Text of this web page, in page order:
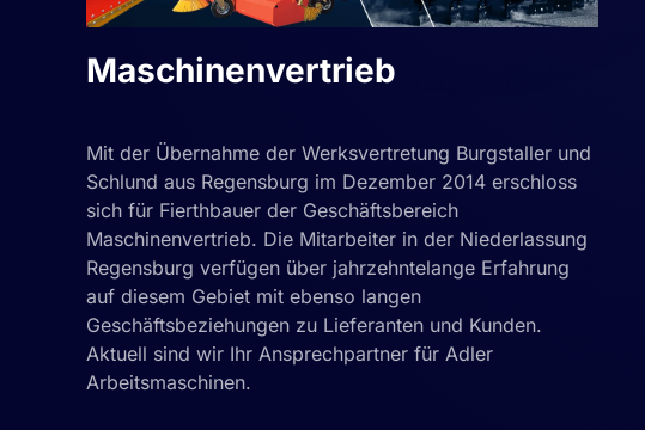
Maschinenvertrieb
Mit der Übernahme der Werksvertretung Burgstaller und
Schlund aus Regensburg im Dezember 2014 erschloss
sich für Fierthbauer der Geschäftsbereich
Maschinenvertrieb. Die Mitarbeiter in der Niederlassung
Regensburg verfügen über jahrzehntelange Erfahrung
auf diesem Gebiet mit ebenso langen
Geschäftsbeziehungen zu Lieferanten und Kunden.
Aktuell sind wir Ihr Ansprechpartner für Adler
Arbeitsmaschinen.